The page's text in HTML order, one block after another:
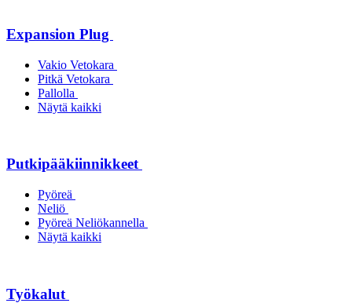
Expansion Plug
Vakio Vetokara
Pitkä Vetokara
Pallolla
Näytä kaikki
Putkipääkiinnikkeet
Pyöreä
Neliö
Pyöreä Neliökannella
Näytä kaikki
Työkalut